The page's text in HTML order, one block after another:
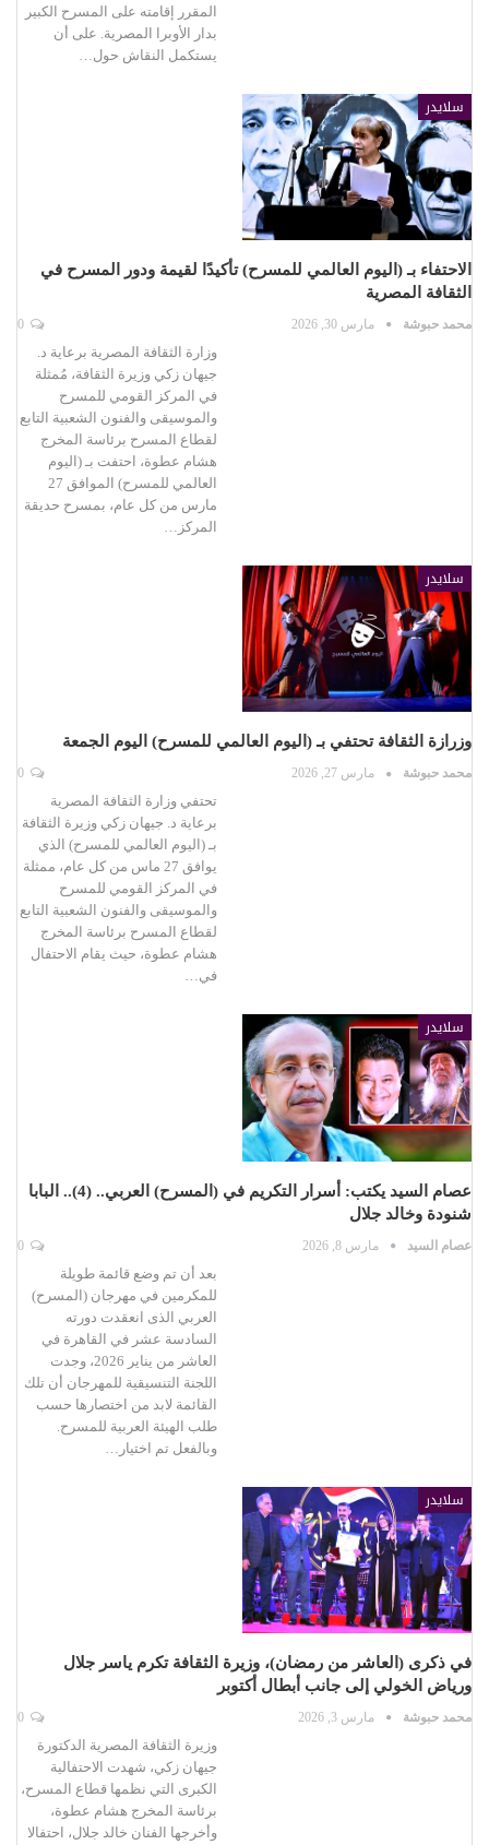
المقرر إقامته على المسرح الكبير
بدار الأوبرا المصرية. على أن
يستكمل النقاش حول…
سلايدر
الاحتفاء بـ (اليوم العالمي للمسرح) تأكيدًا لقيمة ودور المسرح في
الثقافة المصرية
محمد حبوشة مارس 30, 2026
وزارة الثقافة المصرية برعاية د.
جيهان زكي وزيرة الثقافة، مُمثلة
في المركز القومي للمسرح
والموسيقى والفنون الشعبية التابع
لقطاع المسرح برئاسة المخرج
هشام عطوة، احتفت بـ (اليوم
العالمي للمسرح) الموافق 27
مارس من كل عام، بمسرح حديقة
المركز…
سلايدر
وزرازة الثقافة تحتفي بـ (اليوم العالمي للمسرح) اليوم الجمعة
محمد حبوشة مارس 27, 2026
تحتفي وزارة الثقافة المصرية
برعاية د. جيهان زكي وزيرة الثقافة
بـ (اليوم العالمي للمسرح) الذي
يوافق 27 ماس من كل عام، ممثلة
في المركز القومي للمسرح
والموسيقى والفنون الشعبية التابع
لقطاع المسرح برئاسة المخرج
هشام عطوة، حيث يقام الاحتفال
في…
سلايدر
عصام السيد يكتب: أسرار التكريم في (المسرح) العربي.. (4).. البابا
شنودة وخالد جلال
عصام السيد مارس 8, 2026
بعد أن تم وضع قائمة طويلة
للمكرمين في مهرجان (المسرح)
العربي الذى انعقدت دورته
السادسة عشر في القاهرة في
العاشر من يناير 2026، وجدت
اللجنة التنسيقية للمهرجان أن تلك
القائمة لابد من اختصارها حسب
طلب الهيئة العربية للمسرح.
وبالفعل تم اختيار…
سلايدر
في ذكرى (العاشر من رمضان)، وزيرة الثقافة تكرم ياسر جلال
ورياض الخولي إلى جانب أبطال أكتوبر
محمد حبوشة مارس 3, 2026
وزيرة الثقافة المصرية الدكتورة
جيهان زكي، شهدت الاحتفالية
الكبرى التي نظمها قطاع المسرح،
برئاسة المخرج هشام عطوة،
وأخرجها الفنان خالد جلال، احتفالا